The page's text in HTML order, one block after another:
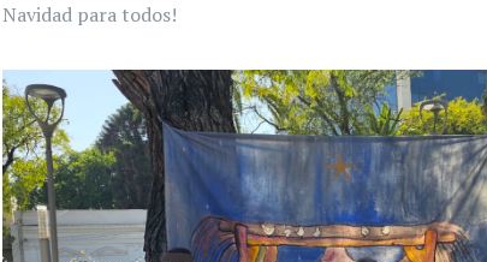
Navidad para todos!